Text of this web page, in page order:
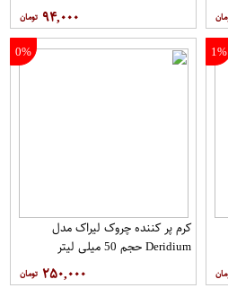
۹۴,۰۰۰
1%
0%
کرم پر کننده چروک لیراک مدل
Deridium حجم 50 میلی لیتر
۲۵۰,۰۰۰